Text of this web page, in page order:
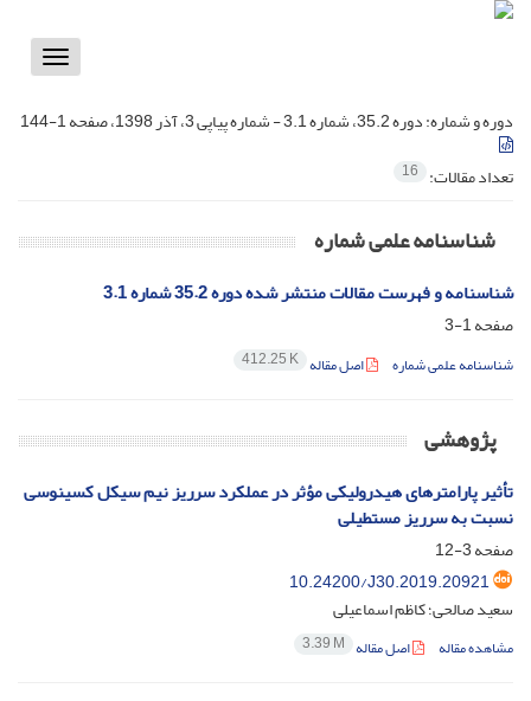
Toggle
دوره و شماره:دوره 35.2، شماره 3.1 - شماره پیاپی 3، آذر 1398، صفحه 1-144
تعداد مقالات: 16
شناسنامه علمی شماره
شناسنامه و فهرست مقالات منتشر شده دوره 35.2 شماره 3.1
صفحه1-3
شناسنامه علمی شماره اصل مقاله 412.25 K
پژوهشی
تأثیر پارامترهای هیدرولیکی مؤثر در عملکرد سرریز نیم سیکل کسینوسی
نسبت به سرریز مستطیلی
صفحه3-12
10.24200/J30.2019.20921
سعید صالحی؛ کاظم اسماعیلی
مشاهده مقاله اصل مقاله 3.39 M